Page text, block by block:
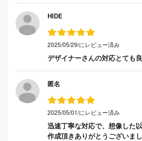
HIDE
2025/05/29/にレビュー済み
デザイナーさんの対応とても良
匿名
2025/05/01/にレビュー済み
迅速丁寧な対応で、想像した
作成頂きありがとうございまし